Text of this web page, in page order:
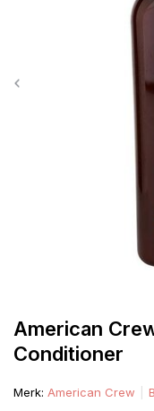
American
Conditioner
Merk: American Crew